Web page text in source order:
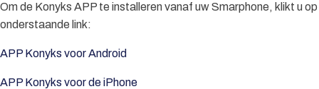
Om de Konyks APP te installeren vanaf uw Smarphone, klikt u op
onderstaande link:
APP Konyks voor Android
APP Konyks voor de iPhone